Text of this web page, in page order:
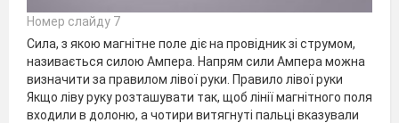
Номер слайду 7
Сила, з якою магнітне поле діє на провідник зі струмом,
називається силою Ампера. Напрям сили Ампера можна
визначити за правилом лівої руки. Правило лівої руки
Якщо ліву руку розташувати так, щоб лінії магнітного поля
входили в долоню, а чотири витягнуті пальці вказували